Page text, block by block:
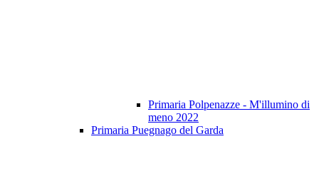
Primaria Polpenazze - M'illumino di
meno 2022
Primaria Puegnago del Garda